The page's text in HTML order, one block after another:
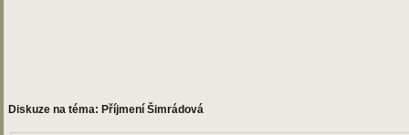
Diskuze na téma: Příjmení Šimrádová